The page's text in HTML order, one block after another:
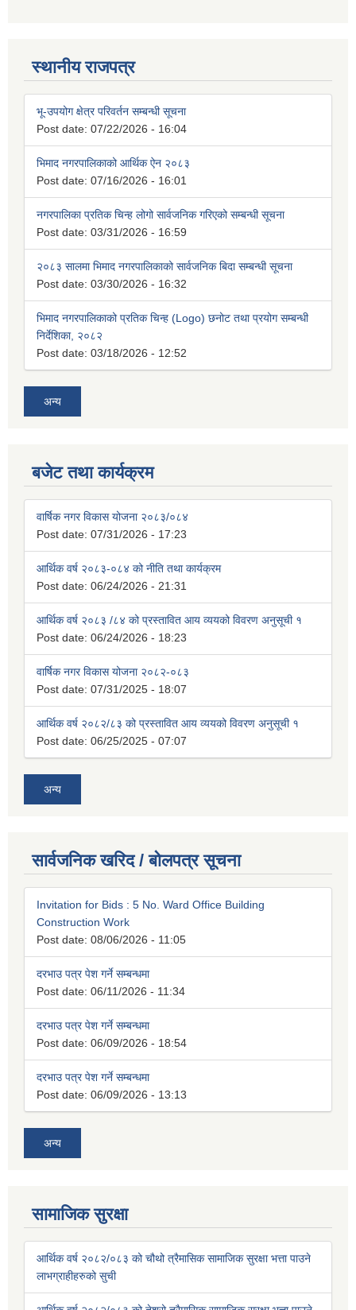
स्थानीय राजपत्र
भू-उपयोग क्षेत्र परिवर्तन सम्बन्धी सूचना
Post date: 07/22/2026 - 16:04
भिमाद नगरपालिकाको आर्थिक ऐन २०८३
Post date: 07/16/2026 - 16:01
नगरपालिका प्रतिक चिन्ह लोगो सार्वजनिक गरिएको सम्बन्धी सूचना
Post date: 03/31/2026 - 16:59
२०८३ सालमा भिमाद नगरपालिकाको सार्वजनिक बिदा सम्बन्धी सूचना
Post date: 03/30/2026 - 16:32
भिमाद नगरपालिकाको प्रतिक चिन्ह (Logo) छनोट तथा प्रयोग सम्बन्धी
निर्देशिका, २०८२
Post date: 03/18/2026 - 12:52
अन्य
बजेट तथा कार्यक्रम
वार्षिक नगर विकास योजना २०८३/०८४
Post date: 07/31/2026 - 17:23
आर्थिक वर्ष २०८३-०८४ को नीति तथा कार्यक्रम
Post date: 06/24/2026 - 21:31
आर्थिक वर्ष २०८३ /८४ को प्रस्तावित आय व्ययको विवरण अनुसूची १
Post date: 06/24/2026 - 18:23
वार्षिक नगर विकास योजना २०८२-०८३
Post date: 07/31/2025 - 18:07
आर्थिक वर्ष २०८२/८३ को प्रस्तावित आय व्ययको विवरण अनुसूची १
Post date: 06/25/2025 - 07:07
अन्य
सार्वजनिक खरिद / बोलपत्र सूचना
Invitation for Bids : 5 No. Ward Office Building
Construction Work
Post date: 08/06/2026 - 11:05
दरभाउ पत्र पेश गर्ने सम्बन्धमा
Post date: 06/11/2026 - 11:34
दरभाउ पत्र पेश गर्ने सम्बन्धमा
Post date: 06/09/2026 - 18:54
दरभाउ पत्र पेश गर्ने सम्बन्धमा
Post date: 06/09/2026 - 13:13
अन्य
सामाजिक सुरक्षा
आर्थिक वर्ष २०८२/०८३ को चौथो त्रैमासिक सामाजिक सुरक्षा भत्ता पाउने
लाभग्राहीहरुको सुची